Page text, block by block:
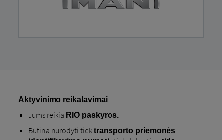
Aktyvinimo reikalavimai:
Jums reikia RIO paskyros.
Būtina nurodyti tiektransporto priemonės